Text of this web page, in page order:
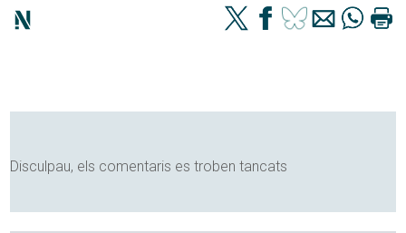
Disculpau, els comentaris es troben tancats